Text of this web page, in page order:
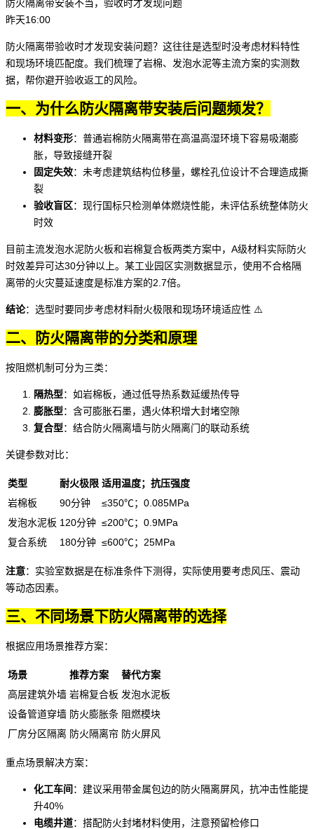
防火隔离带安装不当，验收时才发现问题
昨天16:00
防火隔离带验收时才发现安装问题？这往往是选型时没考虑材料特性
和现场环境匹配度。我们梳理了岩棉、发泡水泥等主流方案的实测数
据，帮你避开验收返工的风险。
一、为什么防火隔离带安装后问题频发？
材料变形：普通岩棉防火隔离带在高温高湿环境下容易吸潮膨
胀，导致接缝开裂
固定失效：未考虑建筑结构位移量，螺栓孔位设计不合理造成撕
裂
验收盲区：现行国标只检测单体燃烧性能，未评估系统整体防火
时效
目前主流发泡水泥防火板和岩棉复合板两类方案中，A级材料实际防火
时效差异可达30分钟以上。某工业园区实测数据显示，使用不合格隔
离带的火灾蔓延速度是标准方案的2.7倍。
结论：选型时要同步考虑材料耐火极限和现场环境适应性 ⚠️
二、防火隔离带的分类和原理
按阻燃机制可分为三类：
隔热型：如岩棉板，通过低导热系数延缓热传导
膨胀型：含可膨胀石墨，遇火体积增大封堵空隙
复合型：结合防火隔离墙与防火隔离门的联动系统
关键参数对比：
类型 耐火极限 适用温度；抗压强度
岩棉板
90分钟
≤350℃；0.085MPa
发泡水泥板 120分钟 ≤200℃；0.9MPa
复合系统
180分钟 ≤600℃；25MPa
注意：实验室数据是在标准条件下测得，实际使用要考虑风压、震动
等动态因素。
三、不同场景下防火隔离带的选择
根据应用场景推荐方案：
场景 推荐方案
替代方案
高层建筑外墙 岩棉复合板 发泡水泥板
设备管道穿墙 防火膨胀条 阻燃模块
厂房分区隔离 防火隔离帘 防火屏风
重点场景解决方案：
化工车间：建议采用带金属包边的防火隔离屏风 ，抗冲击性能提
升40%
电缆井道：搭配防火封堵材料使用，注意预留检修口